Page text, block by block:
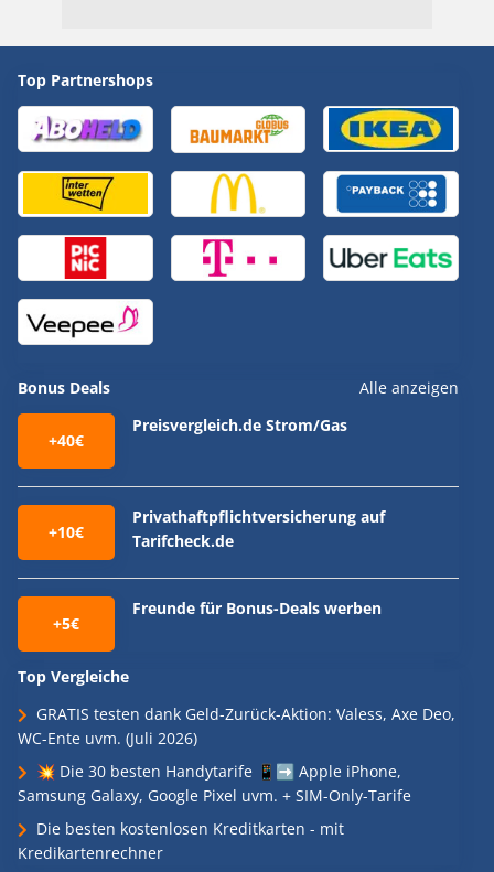
Top Partnershops
Bonus Deals Alle anzeigen
+40€
Preisvergleich.de Strom/Gas
+10€
Privathaftpflichtversicherung auf
Tarifcheck.de
+5€
Freunde für Bonus-Deals werben
Top Vergleiche
GRATIS testen dank Geld-Zurück-Aktion: Valess, Axe Deo,
WC-Ente uvm. (Juli 2026)
💥 Die 30 besten Handytarife 📱➡️ Apple iPhone,
Samsung Galaxy, Google Pixel uvm. + SIM-Only-Tarife
Die besten kostenlosen Kreditkarten - mit
Kredikartenrechner